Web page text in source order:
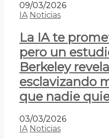
09/03/2026
IA Noticias
La IA te
pero un
Berkeley
esclavizando
que nadie
03/03/2026
IA Noticias